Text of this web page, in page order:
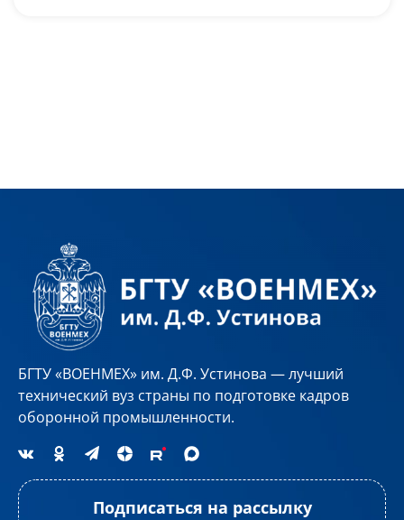
БГТУ «ВОЕНМЕХ» им. Д.Ф. Устинова — лучший
технический вуз страны по подготовке кадров
оборонной промышленности.
Подписаться на рассылку